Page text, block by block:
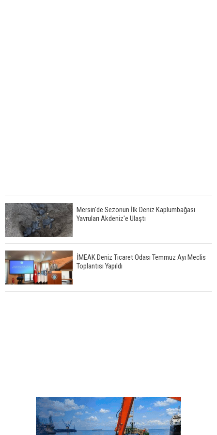
Mersin'de Sezonun İlk Deniz Kaplumbağası
Yavruları Akdeniz'e Ulaştı
İMEAK Deniz Ticaret Odası Temmuz Ayı Meclis
Toplantısı Yapıldı